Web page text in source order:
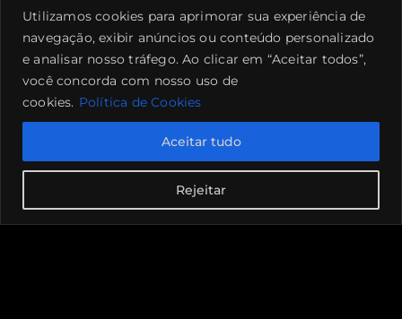
Utilizamos cookies para aprimorar sua experiência de
navegação, exibir anúncios ou conteúdo personalizado
e analisar nosso tráfego. Ao clicar em “Aceitar todos”,
você concorda com nosso uso de
cookies. Política de Cookies
Rejeitar
Aceitar tudo